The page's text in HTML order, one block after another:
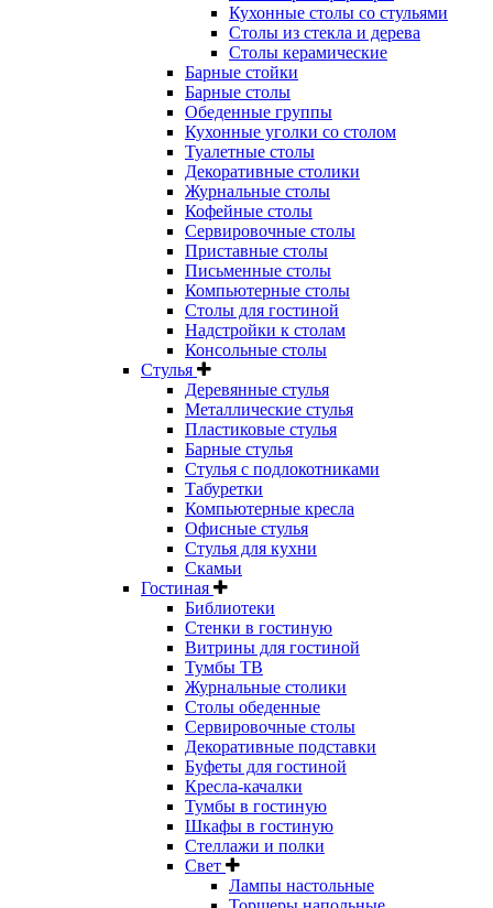
Кухонные столы со стульями
Столы из стекла и дерева
Столы керамические
Барные стойки
Барные столы
Обеденные группы
Кухонные уголки со столом
Туалетные столы
Декоративные столики
Журнальные столы
Кофейные столы
Сервировочные столы
Приставные столы
Письменные столы
Компьютерные столы
Столы для гостиной
Надстройки к столам
Консольные столы
Стулья
Деревянные стулья
Металлические стулья
Пластиковые стулья
Барные стулья
Стулья с подлокотниками
Табуретки
Компьютерные кресла
Офисные стулья
Стулья для кухни
Скамьи
Гостиная
Библиотеки
Стенки в гостиную
Витрины для гостиной
Тумбы ТВ
Журнальные столики
Столы обеденные
Сервировочные столы
Декоративные подставки
Буфеты для гостиной
Кресла-качалки
Тумбы в гостиную
Шкафы в гостиную
Стеллажи и полки
Свет
Лампы настольные